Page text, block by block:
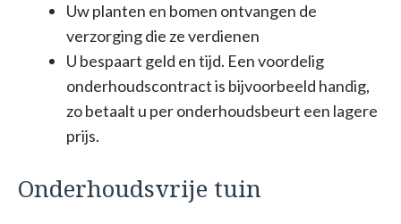
Uw planten en bomen ontvangen de
verzorging die ze verdienen
U bespaart geld en tijd. Een voordelig
onderhoudscontract is bijvoorbeeld handig,
zo betaalt u per onderhoudsbeurt een lagere
prijs.
Onderhoudsvrije tuin